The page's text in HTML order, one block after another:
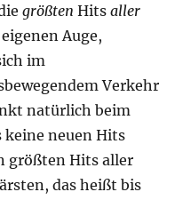
größten Hitsaller
Auge,
im
Verkehr
natürlich beim
keine neuen Hits
größten Hits aller
das heißt bis